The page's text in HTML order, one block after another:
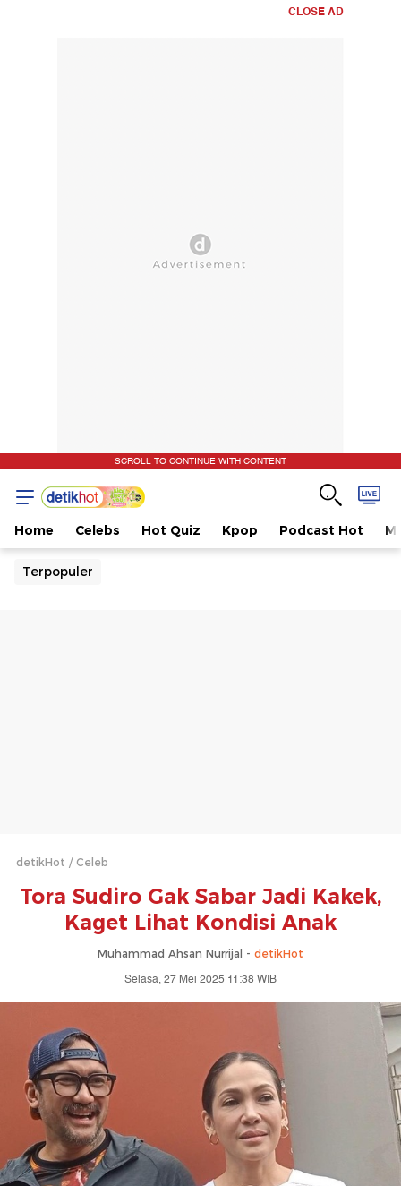
CLOSE AD
SCROLL TO CONTINUE WITH CONTENT
Home Celebs Hot Quiz Kpop Podcast Hot
Terpopuler
detikHot Celeb
Tora Sudiro Gak Sabar Jadi Kakek,
Kaget Lihat Kondisi Anak
Muhammad Ahsan Nurrijal - detikHot
Selasa, 27 Mei 2025 11:38 WIB